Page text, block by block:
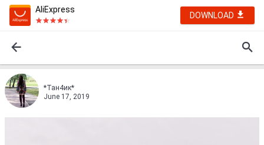
AliExpress
DOWNLOAD
*Тан4ик*
June 17, 2019